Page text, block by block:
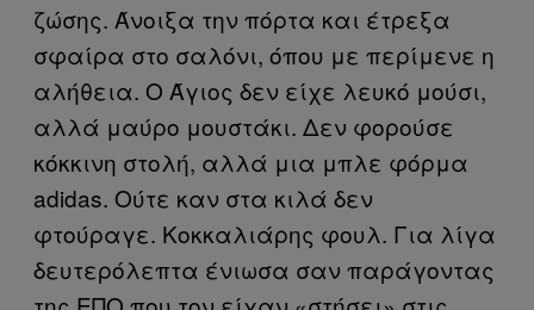
ζώσης. Άνοιξα την πόρτα και έτρεξα
σφαίρα στο σαλόνι, όπου με περίμενε η
αλήθεια. Ο Άγιος δεν είχε λευκό μούσι,
αλλά μαύρο μουστάκι. Δεν φορούσε
κόκκινη στολή, αλλά μια μπλε φόρμα
adidas. Ούτε καν στα κιλά δεν
φτούραγε. Κοκκαλιάρης φουλ. Για λίγα
δευτερόλεπτα ένιωσα σαν παράγοντας